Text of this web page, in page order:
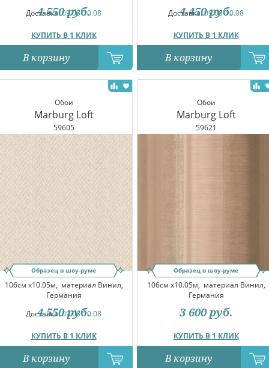
Доставка:09.08-10.08
КУПИТЬ В 1 КЛИК
4 550 руб.
В корзину
Доставка:09.08-10.08
КУПИТЬ В 1 КЛИК
4 450 руб.
В корзину
Обои
Marburg Loft
59605
Образец в шоу-руме
106см x10.05м, материал Винил,
Германия
Доставка:09.08-10.08
КУПИТЬ В 1 КЛИК
4 550 руб.
В корзину
Обои
Marburg Loft
59621
Образец в шоу-руме
106см x10.05м, материал Винил,
Германия
КУПИТЬ В 1 КЛИК
3 600 руб.
В корзину